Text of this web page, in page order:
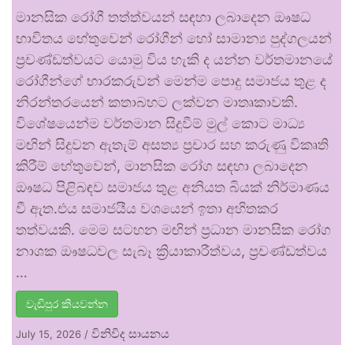
මානසික රෝගී තත්ත්වයන් සඳහා ලබාදෙන ඖෂධ
භාවිතය හේතුවෙන් රෝගීන් හෝ සාමාන්‍ය පුද්ගලයන්
ප්‍රචණ්ඩත්වයට යොමු විය හැකි ද යන්න වර්තමානයේ
රෝගීන්ගේ භාරකරුවන් මෙන්ම පොදු සමාජය තුළ ද
නිරන්තරයෙන් කතාබහට ලක්වන මාතෘකාවකි.
විශේෂයෙන්ම වර්තමාන සිදුවීම් මුල් කොට මාධ්‍ය
මඟින් සිදුවන ඇතැම් අසත්‍ය ප්‍රචාර සහ කරුණු විකෘති
කිරීම් හේතුවෙන්, මානසික රෝග සඳහා ලබාදෙන
ඖෂධ පිළිබඳව සමාජය තුළ අනියත බියක් නිර්මාණය
වී ඇත.එය සමාජයීය වශයෙන් ඉතා අහිතකර
තත්වයකි. මෙම සටහන මඟින් ප්‍රධාන මානසික රෝග
නාශක ඖෂධවල සැබෑ ක්‍රියාකාරීත්වය, ප්‍රචණ්ඩත්වය
…
වැඩිපුර කියවන්න
July 15, 2026 / විනිවිද සායනය